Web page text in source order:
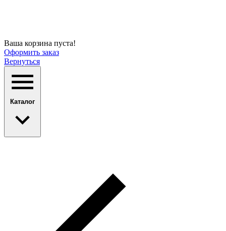
Ваша корзина пуста!
Оформить заказ
Вернуться
Каталог